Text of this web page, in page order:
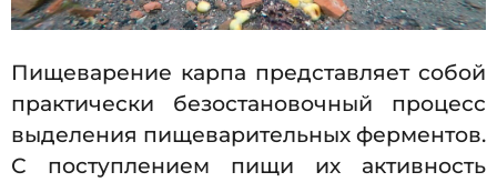
2
1
9
Пищеварение карпа представляет собой
практически безостановочный процесс
выделения пищеварительных ферментов.
С поступлением пищи их активность